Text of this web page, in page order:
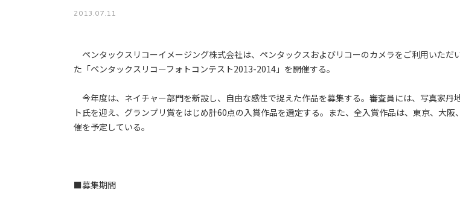
2013.07.11
ペンタックスリコーイメージング株式会社は、ペンタックスおよびリコーのカメラをご利用いただ
た「ペンタックスリコーフォトコンテスト2013-2014」を開催する。
今年度は、ネイチャー部門を新設し、自由な感性で捉えた作品を募集する。審査員には、写真家丹
ト氏を迎え、グランプリ賞をはじめ計60点の入賞作品を選定する。また、全入賞作品は、東京、大阪
催を予定している。
■募集期間